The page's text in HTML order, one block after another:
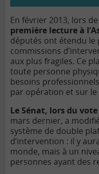
En février 2013, lors
première lecture à
députés ont étendu le
commissions
aux plus fragiles. Ce
toute personne
besoins
par opération et sur
Le Sénat, lors du
mars dernier, a
système de double
d’intervention : il y
monde, mais à un
personnes ayant des